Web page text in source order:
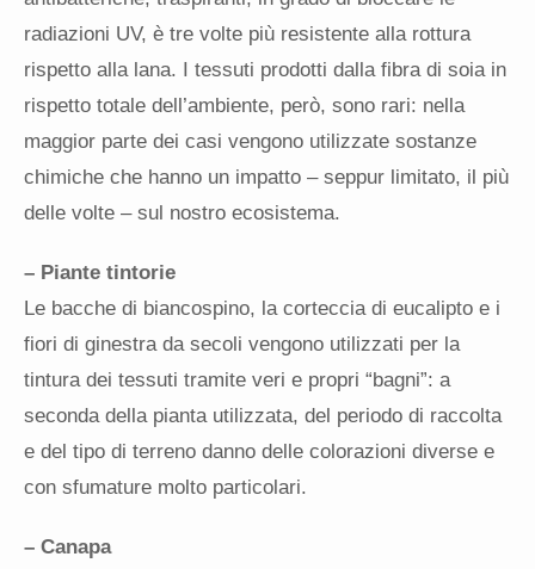
radiazioni UV, è tre volte più resistente alla rottura
rispetto alla lana. I tessuti prodotti dalla fibra di soia in
rispetto totale dell’ambiente, però, sono rari: nella
maggior parte dei casi vengono utilizzate sostanze
chimiche che hanno un impatto – seppur limitato, il più
delle volte – sul nostro ecosistema.
– Piante tintorie
Le bacche di biancospino, la corteccia di eucalipto e i
fiori di ginestra da secoli vengono utilizzati per la
tintura dei tessuti tramite veri e propri “bagni”: a
seconda della pianta utilizzata, del periodo di raccolta
e del tipo di terreno danno delle colorazioni diverse e
con sfumature molto particolari.
– Canapa